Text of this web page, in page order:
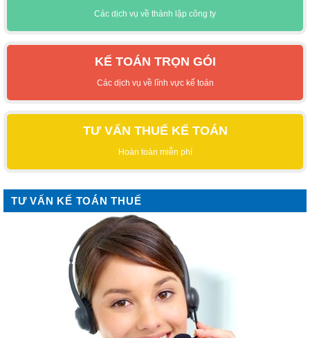
Các dịch vụ về thành lập công ty
KẾ TOÁN TRỌN GÓI
Các dịch vụ về lĩnh vực kế toán
TƯ VẤN THUẾ KẾ TOÁN
Hoàn toàn miễn phí
TƯ VẤN KẾ TOÁN THUẾ